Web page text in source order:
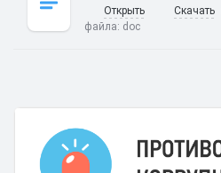
Открыть Скачать
файла: doc